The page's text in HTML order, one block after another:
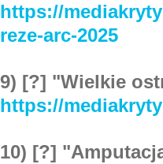
https://
reze-arc-2025
9) [?] "Wielkie
https://
10) [?]